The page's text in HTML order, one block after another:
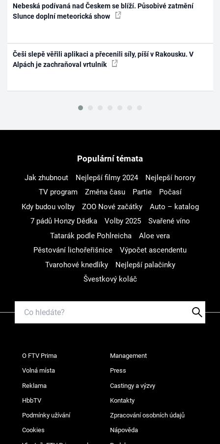
Nebeská podívaná nad Českem se blíží. Působivé zatmění
Slunce doplní meteorická show
Češi slepě věřili aplikaci a přecenili síly, píší v Rakousku. V
Alpách je zachraňoval vrtulník
Populární témata
Jak zhubnout Nejlepší filmy 2024
Nejlepší horory
TV program
Změna času Partie
Počasí
Kdy budou volby
ZOO Nové začátky
Auto – katalog
7 pádů Honzy Dědka
Volby 2025
Svařené víno
Tatarák podle Pohlreicha
Aloe vera
Pěstování lichořeřišnice
Výpočet ascendentu
Tvarohové knedlíky
Nejlepší palačinky
Švestkový koláč
O FTV Prima Management
Volná místa Press
Reklama Castingy a výzvy
HbbTV Kontakty
Podmínky užívání Zpracování osobních údajů
Cookies Nápověda